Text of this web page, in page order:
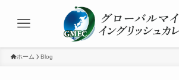
ホーム Blog